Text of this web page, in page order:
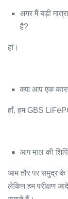
अगर मैं बड़ी
है?
हां।
क्या आप एक
हाँ, हम GBS
आप माल की
आम तौर पर समुद्र के
लेकिन हम परीक्षण